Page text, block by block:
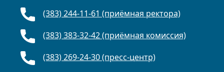
(383) 244-11-61 (приёмная ректора)
(383) 383-32-42 (приёмная комиссия)
(383) 269-24-30 (пресс-центр)